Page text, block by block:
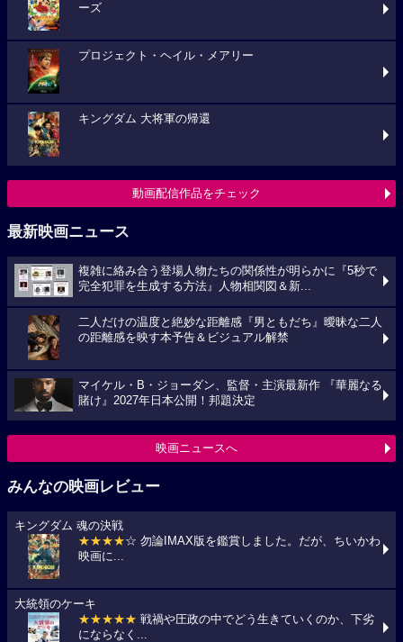
ーズ
プロジェクト・ヘイル・メアリー
キングダム 大将軍の帰還
動画配信作品をチェック
最新映画ニュース
複雑に絡み合う登場人物たちの関係性が明らかに『5秒で
完全犯罪を生成する方法』人物相関図＆新...
二人だけの温度と絶妙な距離感『男ともだち』曖昧な二人
の距離感を映す本予告＆ビジュアル解禁
マイケル・B・ジョーダン、監督・主演最新作 『華麗なる
賭け』2027年日本公開！邦題決定
映画ニュースへ
みんなの映画レビュー
キングダム 魂の決戦
★★★★☆ 勿論IMAX版を鑑賞しました。だが、ちいかわ
映画に...
大統領のケーキ
★★★★★ 戦禍や圧政の中でどう生きていくのか、下劣
にならなく...